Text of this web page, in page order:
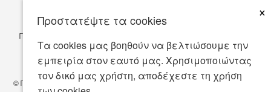
Προστατέψτε τα cookies
×
Τα cookies μας βοηθούν να βελτιώσουμε την
εμπειρία στον εαυτό μας. Χρησιμοποιώντας
τον δικό μας χρήστη, αποδέχεστε τη χρήση
Προσαρμοστικότητα
Πολιτική Ασφάλειας
© Πνευματικά δικαιώματα 2001-2026 BIOVEA. Με επιφύλαξη παντός